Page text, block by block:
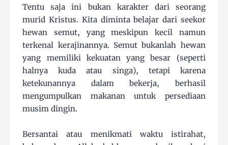
Tentu saja ini bukan karakter dari seorang
murid Kristus. Kita diminta belajar dari seekor
hewan semut, yang meskipun kecil namun
terkenal kerajinannya. Semut bukanlah hewan
yang memiliki kekuatan yang besar (seperti
halnya kuda atau singa), tetapi karena
ketekunannya dalam bekerja, berhasil
mengumpulkan makanan untuk persediaan
musim dingin.
Bersantai atau menikmati waktu istirahat,